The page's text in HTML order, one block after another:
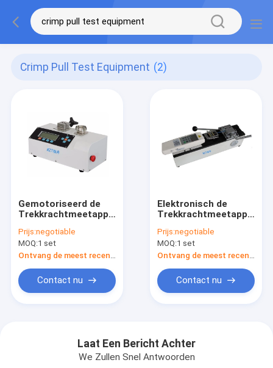
Crimp Pull Test Equipment (2)
Gemotoriseerd de
Trekkrachtmeetapparaat
Draadgolfplaat, het
Materiaal van de de
Trekkrachttest van
de Hoge
Precisiegolfplaat
Prijs:negotiable
MOQ:1 set
Contact nu
Elektronisch de
Trekkrachtmeetapparaat
Draadgolfplaat voor
Golfplaat/Lasverbinding
0. 01N resolutie
Prijs:negotiable
MOQ:1 set
Contact nu
Laat Een Bericht Achter
We Zullen Snel Antwoorden